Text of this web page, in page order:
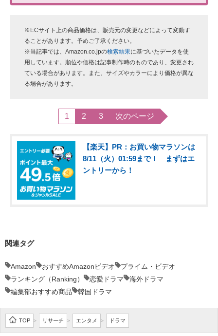
※ECサイト上の商品価格は、販売元の変更などによって変動す
ることがあります。予めご了承ください。
※当記事では、Amazon.co.jpの検索結果に基づいたデータを使
用しています。順位や価格は記事制作時のものであり、変更され
ている場合があります。また、サイズやカラーにより価格が異な
る場合があります。
1 2 3 次のページ
【楽天】PR：お買い物マラソンは
8/11（火）01:59まで！ まずはエ
ントリーから！
関連タグ
Amazon おすすめAmazonビデオ
プライム・ビデオ
ランキング（Ranking）
恋愛ドラマ
海外ドラマ
編集部おすすめ商品
韓国ドラマ
TOP > リサーチ > エンタメ > ドラマ